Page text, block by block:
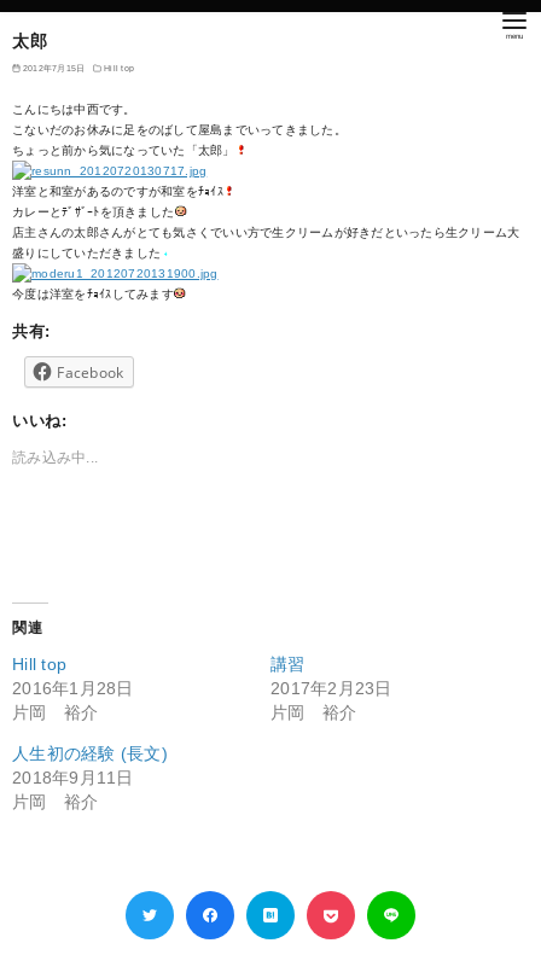
太郎
2012年7月15日 Hill top
こんにちは中西です。
こないだのお休みに足をのばして屋島までいってきました。
ちょっと前から気になっていた「太郎」
洋室と和室があるのですが和室をﾁｮｲｽ
カレーとﾃﾞｻﾞｰﾄを頂きました
店主さんの太郎さんがとても気さくでいい方で生クリームが好きだといったら生クリーム大
盛りにしていただきました
今度は洋室をﾁｮｲｽしてみます
共有:
Facebook
いいね:
読み込み中...
関連
Hill top
2016年1月28日
片岡 裕介
講習
2017年2月23日
片岡 裕介
人生初の経験 (長文)
2018年9月11日
片岡 裕介